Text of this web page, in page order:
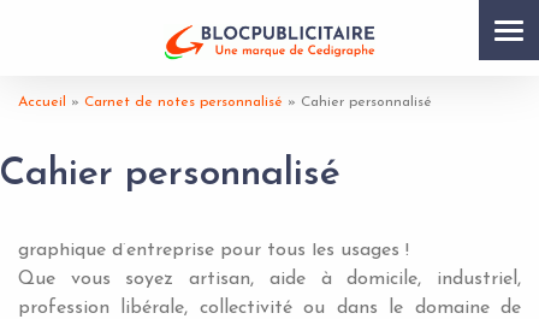
Accueil » Carnet de notes personnalisé » Cahier personnalisé
Cahier personnalisé
graphique d’entreprise pour tous les usages !
Que vous soyez artisan, aide à domicile, industriel,
profession libérale, collectivité ou dans le domaine de